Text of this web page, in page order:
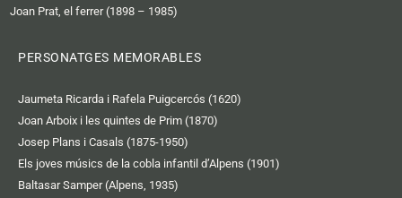
Joan Prat, el ferrer (1898 – 1985)
PERSONATGES MEMORABLES
Jaumeta Ricarda i Rafela Puigcercós (1620)
Joan Arboix i les quintes de Prim (1870)
Josep Plans i Casals (1875-1950)
Els joves músics de la cobla infantil d’Alpens (1901)
Baltasar Samper (Alpens, 1935)